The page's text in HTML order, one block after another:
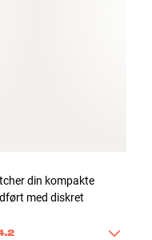
din kompakte
med diskret